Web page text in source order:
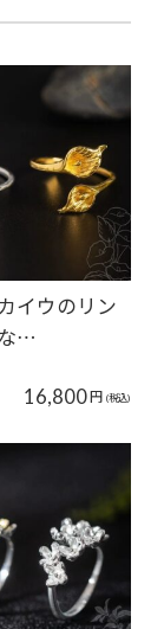
イウのリン
…
16,800円 (税込)